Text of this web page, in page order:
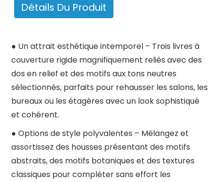
Détails Du Produit
● Un attrait esthétique intemporel – Trois livres à
couverture rigide magnifiquement reliés avec des
dos en relief et des motifs aux tons neutres
sélectionnés, parfaits pour rehausser les salons, les
bureaux ou les étagères avec un look sophistiqué
et cohérent.
● Options de style polyvalentes – Mélangez et
assortissez des housses présentant des motifs
abstraits, des motifs botaniques et des textures
classiques pour compléter sans effort les